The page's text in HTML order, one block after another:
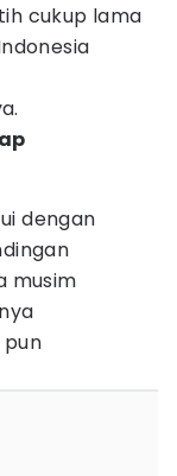
cukup lama
dengan
musim